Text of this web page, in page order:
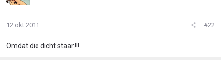
12 okt 2011 #22
Omdat die dicht staan!!!